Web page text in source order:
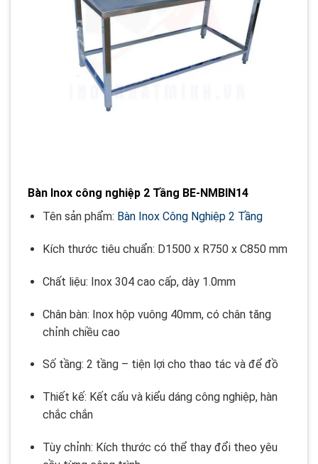
Bàn Inox công nghiệp 2 Tầng BE-NMBIN14
Tên sản phẩm: Bàn Inox Công Nghiệp 2 Tầng
Kích thước tiêu chuẩn: D1500 x R750 x C850 mm
Chất liệu: Inox 304 cao cấp, dày 1.0mm
Chân bàn: Inox hộp vuông 40mm, có chân tăng
chỉnh chiều cao
Số tầng: 2 tầng – tiện lợi cho thao tác và để đồ
Thiết kế: Kết cấu và kiểu dáng công nghiệp, hàn
chắc chắn
Tùy chỉnh: Kích thước có thể thay đổi theo yêu